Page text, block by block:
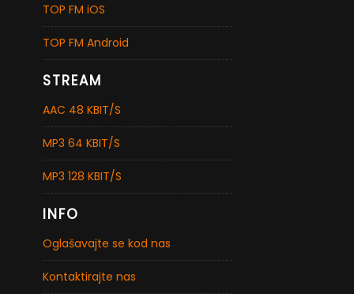
TOP FM iOS
TOP FM Android
STREAM
AAC 48 KBIT/S
MP3 64 KBIT/S
MP3 128 KBIT/S
INFO
Oglašavajte se kod nas
Kontaktirajte nas